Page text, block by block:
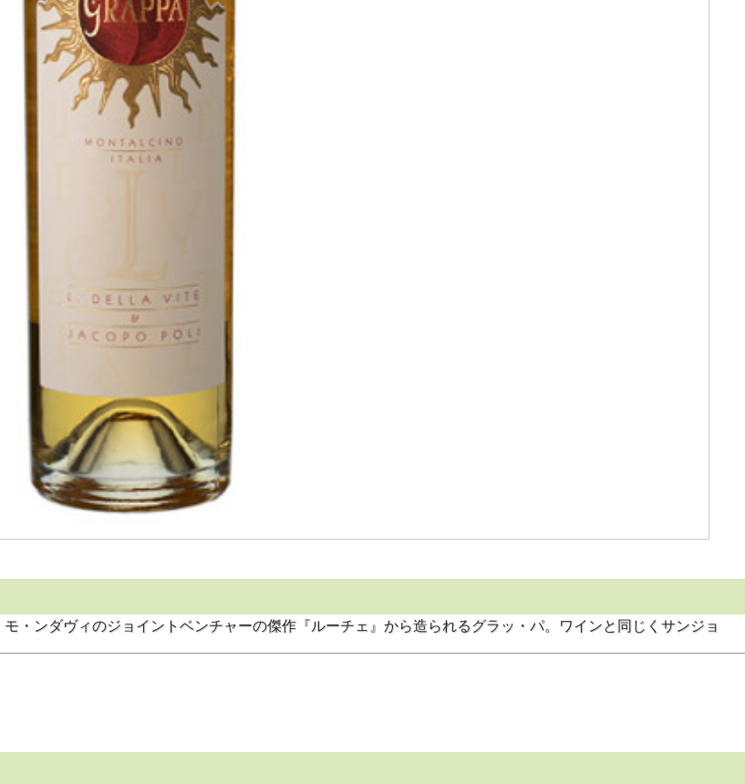
・ンダヴィのジョイントベンチャーの傑作『ルーチェ』から造られるグラッ・パ。ワインと同じくサンジョ